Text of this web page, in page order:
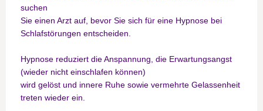
suchen
Sie einen Arzt auf, bevor Sie sich für eine Hypnose bei
Schlafstörungen entscheiden.
Hypnose reduziert die Anspannung, die Erwartungsangst
(wieder nicht einschlafen können)
wird gelöst und innere Ruhe sowie vermehrte Gelassenheit
treten wieder ein.